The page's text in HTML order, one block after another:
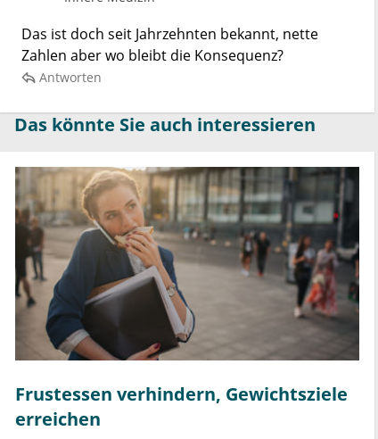
Das ist doch seit Jahrzehnten bekannt, nette
Zahlen aber wo bleibt die Konsequenz?
Antworten
Das könnte Sie auch interessieren
Frustessen verhindern, Gewichtsziele
erreichen